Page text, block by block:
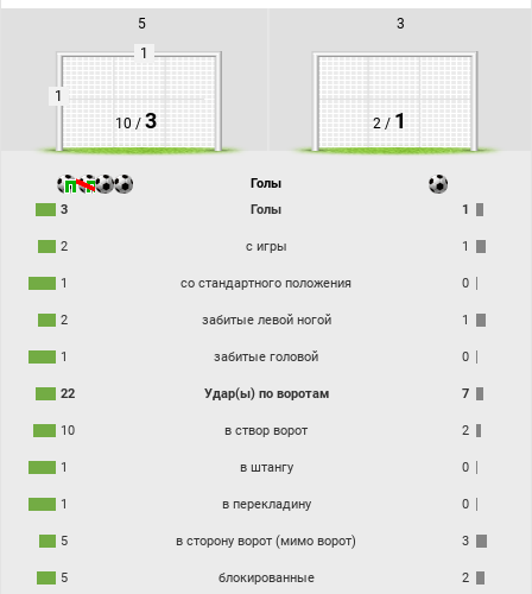
5
1
1
10 / 3
3
2 / 1
Голы
3
Голы 1
2 с игры 1
1 со стандартного положения 0
2 забитые левой ногой 1
1 забитые головой 0
22 Удар(ы) по воротам 7
10 в створ ворот 2
1 в штангу 0
1 в перекладину 0
5 в сторону ворот (мимо ворот) 3
5 блокированные 2